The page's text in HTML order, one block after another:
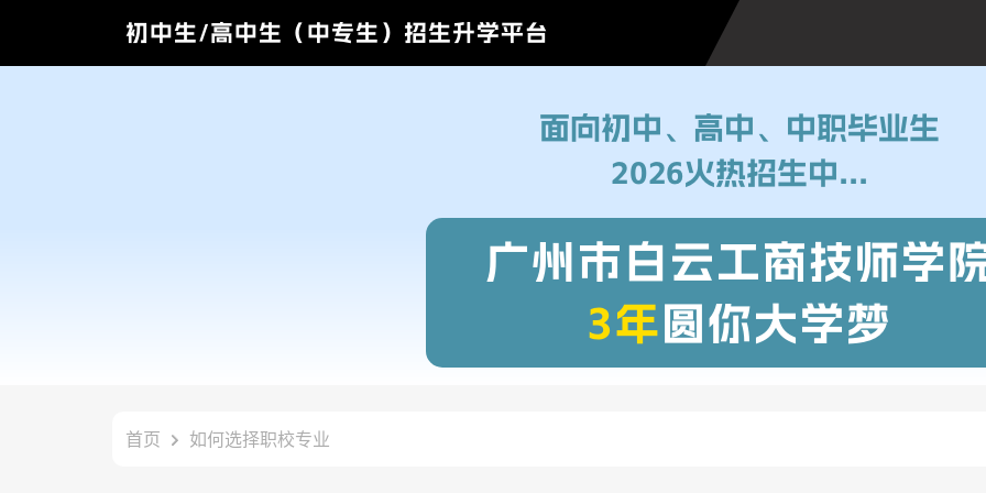
初中生/高中生（中专生）招生升学平台
面向初中、高中、中职毕业生
2026火热招生中...
广州市白云工商技师学
3年圆你大学梦
首页 如何选择职校专业